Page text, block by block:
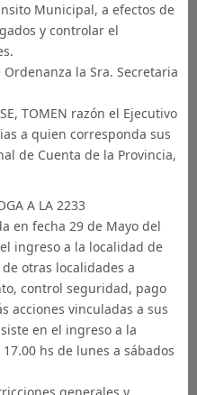
Municipal, a efectos de
y controlar el
Ordenanza la Sra. Secretaria
TOMEN razón el Ejecutivo
a quien corresponda sus
de Cuenta de la Provincia,
A LA 2233
en fecha 29 de Mayo del
ingreso a la localidad de
otras localidades a
control seguridad, pago
acciones vinculadas a sus
en el ingreso a la
hs de lunes a sábados